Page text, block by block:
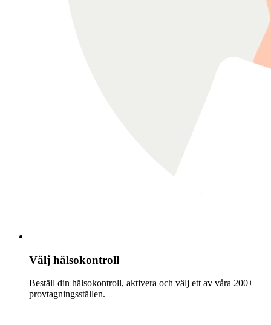
Välj hälsokontroll
Beställ din hälsokontroll, aktivera och välj ett av våra 200+
provtagningsställen.